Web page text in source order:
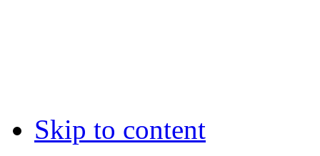
Skip to content